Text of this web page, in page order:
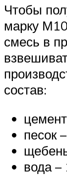
Чтобы
марку
смесь в
состав:
песок
вода –